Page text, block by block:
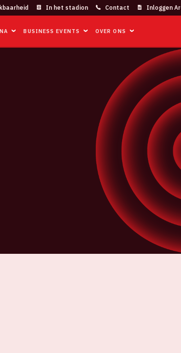
In het stadion Contact Inloggen
BUSINESS EVENTS OVER ONS